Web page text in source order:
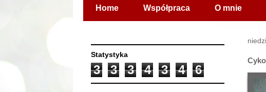
Home Współpraca O mnie
Statystyka
3 3 3 4 3 4 6